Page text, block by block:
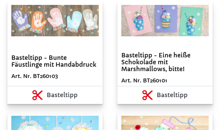
Basteltipp - Bunte
Fäustlinge mit Handabdruck
Art. Nr. BT260103
Basteltipp
Basteltipp - Eine heiße
Schokolade mit
Marshmallows, bitte!
Art. Nr. BT260101
Basteltipp